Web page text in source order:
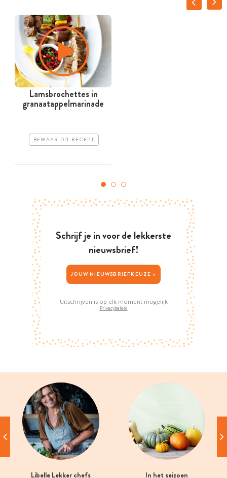
Lamsbrochettes in
granaatappelmarinade
BEWAAR DIT RECEPT
Schrijf je in voor de lekkerste
nieuwsbrief!
JOUW NIEUWSBRIEFKEUZE >
Uitschrijven is op elk moment mogelijk
Privacybeleid
Libelle Lekker chefs In het seizoen